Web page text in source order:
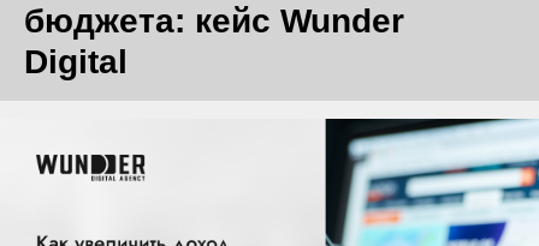
бюджета: кейс Wunder
Digital